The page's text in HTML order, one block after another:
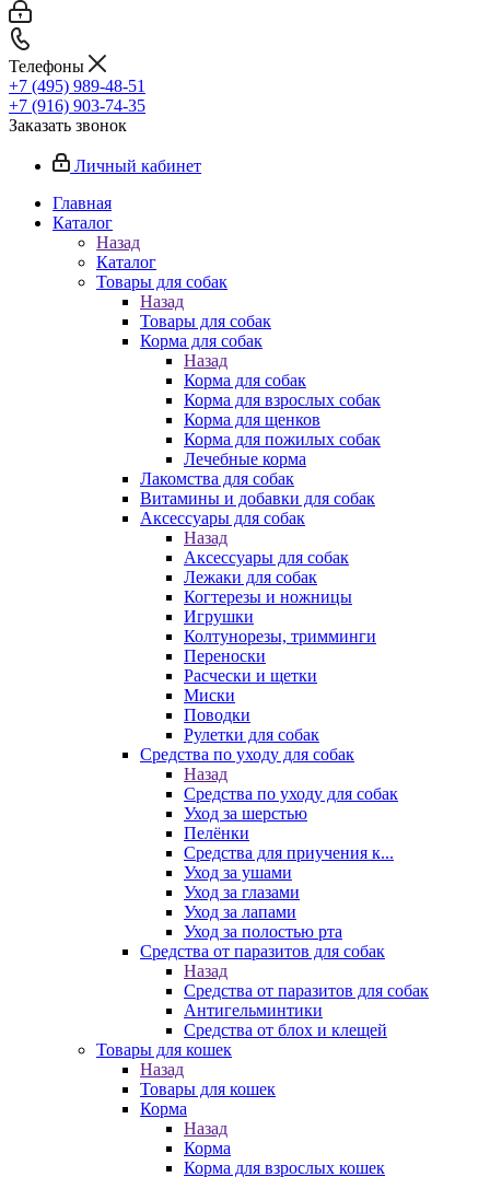
Телефоны
+7 (495) 989-48-51
+7 (916) 903-74-35
Заказать звонок
Личный кабинет
Главная
Каталог
Назад
Каталог
Товары для собак
Назад
Товары для собак
Корма для собак
Назад
Корма для собак
Корма для взрослых собак
Корма для щенков
Корма для пожилых собак
Лечебные корма
Лакомства для собак
Витамины и добавки для собак
Аксессуары для собак
Назад
Аксессуары для собак
Лежаки для собак
Когтерезы и ножницы
Игрушки
Колтунорезы, тримминги
Переноски
Расчески и щетки
Миски
Поводки
Рулетки для собак
Средства по уходу для собак
Назад
Средства по уходу для собак
Уход за шерстью
Пелёнки
Средства для приучения к...
Уход за ушами
Уход за глазами
Уход за лапами
Уход за полостью рта
Средства от паразитов для собак
Назад
Средства от паразитов для собак
Антигельминтики
Средства от блох и клещей
Товары для кошек
Назад
Товары для кошек
Корма
Назад
Корма
Корма для взрослых кошек